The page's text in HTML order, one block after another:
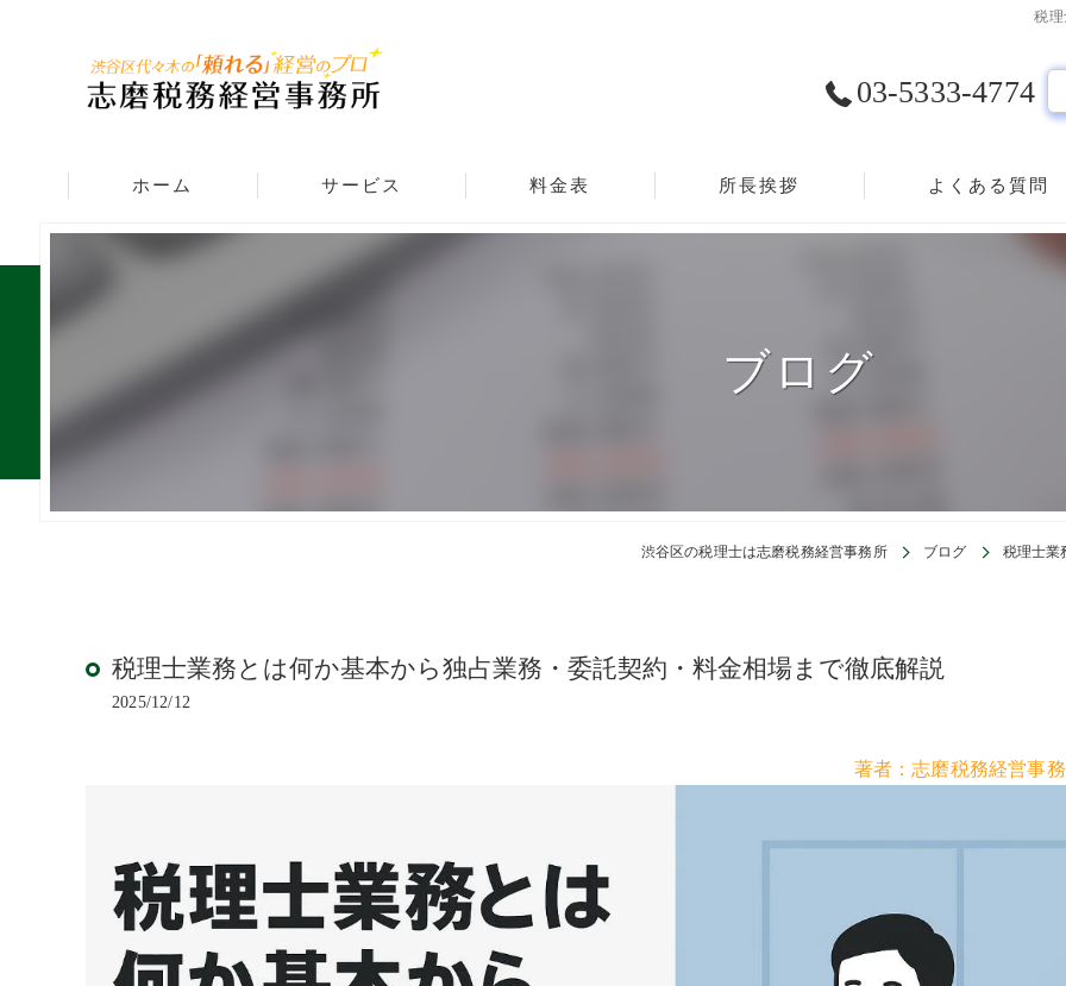
税
03-5333-4774
ホーム サービス 料金表 所長挨拶 よくある質問
ブログ
渋谷区の税理士は志磨税務経営事務所 ブログ 税理士業
税理士業務とは何か基本から独占業務・委託契約・料金相場まで徹底解説
2025/12/12
著者：志磨税務経営事